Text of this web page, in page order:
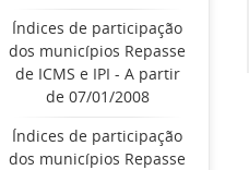
Índices de participação
dos municípios Repasse
de ICMS e IPI - A partir
de 07/01/2008
Índices de participação
dos municípios Repasse